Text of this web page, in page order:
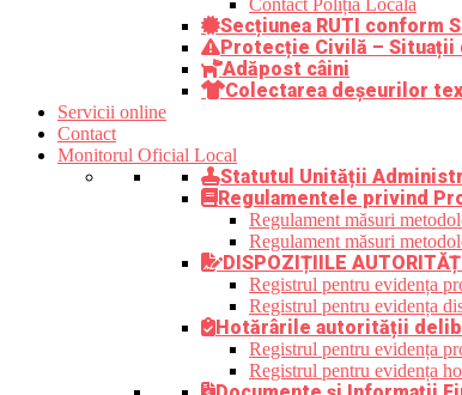
Contact Poliția Locală
Secțiunea RUTI conform
Protecție Civilă – Situații
Adăpost câini
Colectarea deșeurilor
Servicii online
Contact
Monitorul Oficial Local
Statutul Unității
Regulamentele privind
Regulament măsuri
Regulament măsuri
DISPOZIȚIILE
Registrul pentru evidența
Registrul pentru evidența
Hotărârile autorității
Registrul pentru evidența
Registrul pentru evidența